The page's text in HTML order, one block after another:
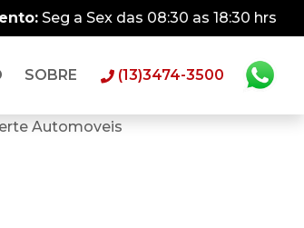
Seg a Sex das 08:30 as 18:30 hrs
SOBRE (13)3474-3500
Automoveis